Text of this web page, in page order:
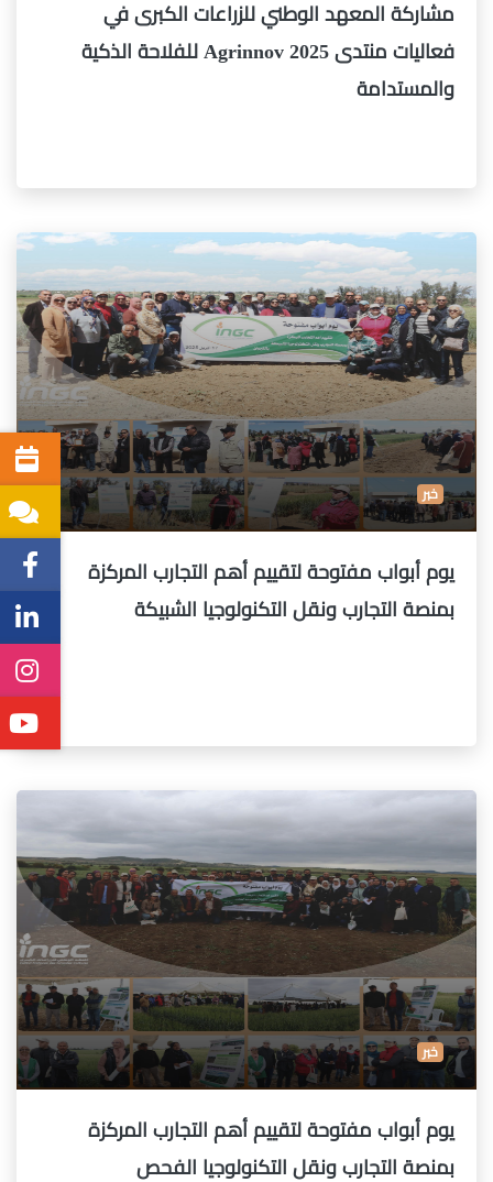
مشاركة المعهد الوطني للزراعات الكبرى في
فعاليات منتدى Agrinnov 2025 للفلاحة الذكية
والمستدامة
خبر
يوم أبواب مفتوحة لتقييم أهم التجارب المركزة
بمنصة التجارب ونقل التكنولوجيا الشبيكة
خبر
يوم أبواب مفتوحة لتقييم أهم التجارب المركزة
بمنصة التجارب ونقل التكنولوجيا الفحص